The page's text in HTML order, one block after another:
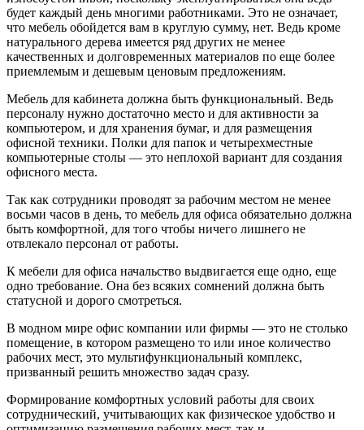
будет каждый день многими работниками. Это не означает,
что мебель обойдется вам в круглую сумму, нет. Ведь кроме
натурального дерева имеется ряд других не менее
качественных и долговременных материалов по еще более
приемлемым и дешевым ценовым предложениям.
Мебель для кабинета должна быть функциональный. Ведь
персоналу нужно достаточно место и для активности за
компьютером, и для хранения бумаг, и для размещения
офисной техники. Полки для папок и четырехместные
компьютерные столы — это неплохой вариант для создания
офисного места.
Так как сотрудники проводят за рабочим местом не менее
восьми часов в день, то мебель для офиса обязательно должна
быть комфортной, для того чтобы ничего лишнего не
отвлекало персонал от работы.
К мебели для офиса начальство выдвигается еще одно, еще
одно требование. Она без всяких сомнений должна быть
статусной и дорого смотреться.
В модном мире офис компании или фирмы — это не столько
помещение, в котором размещено то или иное количество
рабочих мест, это мультифункциональный комплекс,
призванный решить множество задач сразу.
Формирование комфортных условий работы для своих
сотруднический, учитывающих как физическое удобство и